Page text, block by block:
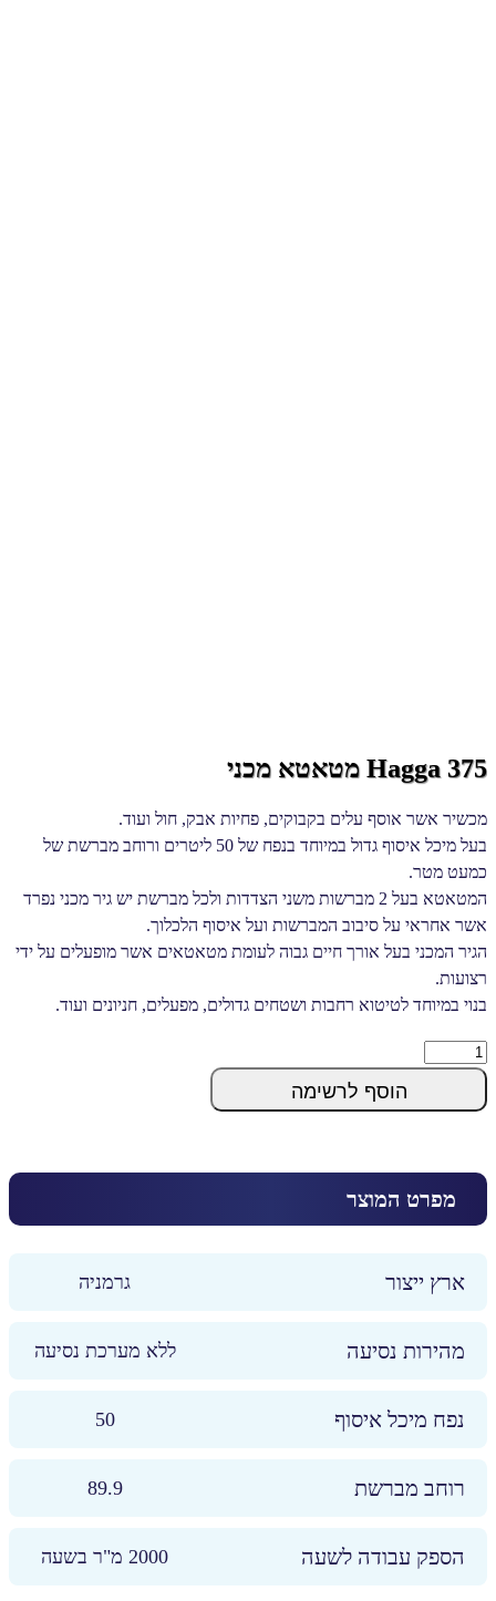
Hagga 375 מטאטא מכני
מכשיר אשר אוסף עלים בקבוקים, פחיות אבק, חול ועוד.
בעל מיכל איסוף גדול במיוחד בנפח של 50 ליטרים ורוחב מברשת של
כמעט מטר.
המטאטא בעל 2 מברשות משני הצדדות ולכל מברשת יש גיר מכני נפרד
אשר אחראי על סיבוב המברשות ועל איסוף הלכלוך.
הגיר המכני בעל אורך חיים גבוה לעומת מטאטאים אשר מופעלים על ידי
רצועות.
בנוי במיוחד לטיטוא רחבות ושטחים גדולים, מפעלים, חניונים ועוד.
Hagga
375
מטאטא
quantity
הוסף לרשימה
מפרט המוצר
ארץ ייצור גרמניה
מהירות נסיעה ללא מערכת נסיעה
נפח מיכל איסוף 50
רוחב מברשת 89.9
הספק עבודה לשעה 2000 מ"ר בשעה